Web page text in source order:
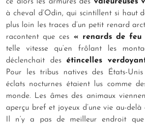
à cheval d’Odin, qui scintillent si haut
plus loin les traces d’un petit renard
racontent que ces « renards de feu
telle vitesse qu’en frôlant les
déclenchait des étincelles
Pour les tribus natives des États-
éclats nocturnes étaient lus comme
monde. Les âmes des animaux
aperçu bref et joyeux d’une vie au-
Il n’y a pas de meilleur endroit que